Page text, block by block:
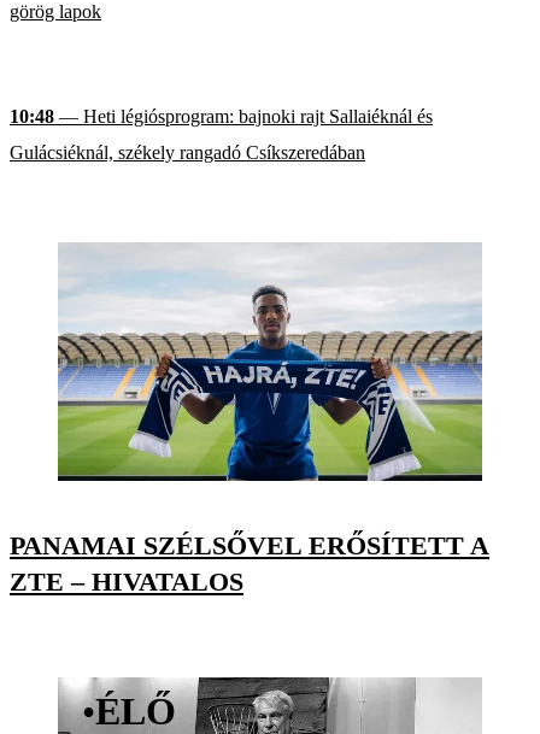
görög lapok
10:48 — Heti légiósprogram: bajnoki rajt Sallaiéknál és
Gulácsiéknál, székely rangadó Csíkszeredában
PANAMAI SZÉLSŐVEL ERŐSÍTETT A
ZTE – HIVATALOS
•ÉLŐ